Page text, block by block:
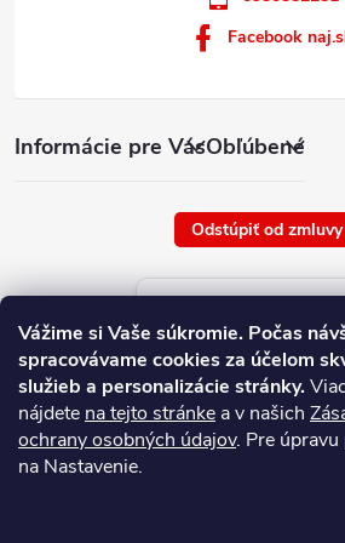
Vážime si Vaše súkromie. Počas
spracovávame cookies za účelom
služieb a personalizácie stránky.
nájdete na tejto stránke a v našich
ochrany osobných údajov. Pre
na Nastavenie.
Informácie pre VásObľúbené
Facebook
Odstúpiť od
Aktuálne ceny
platné od : 6/8/